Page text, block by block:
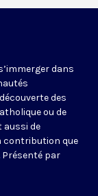
dans
des
ou de
aussi de
contribution que
par